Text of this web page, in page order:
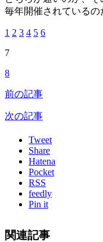
毎年開催されている
1 2 3 4 5 6
7
8
前の記事
次の記事
Tweet
Share
Hatena
Pocket
RSS
feedly
Pin it
関連記事